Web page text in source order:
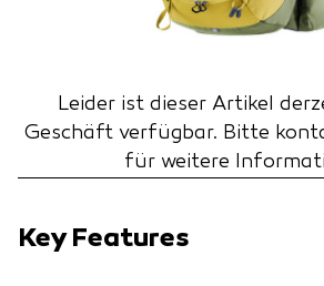
Leider ist dieser Artikel
Geschäft verfügbar. Bitte
für weitere
Key Features